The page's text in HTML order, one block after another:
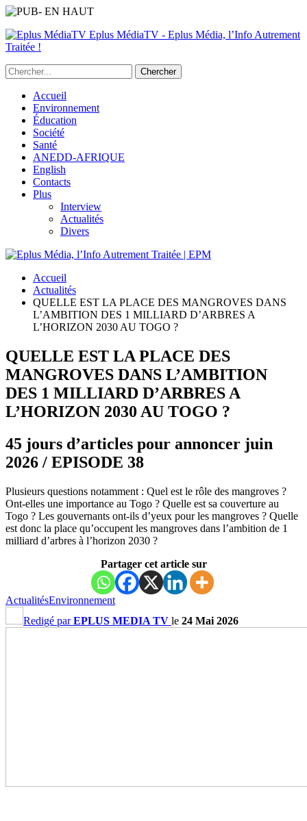
Eplus MédiaTV - Eplus Média, l’Info Autrement
Traitée !
Accueil
Environnement
Éducation
Société
Santé
ANEDD-AFRIQUE
English
Contacts
Plus
Interview
Actualités
Divers
Accueil
Actualités
QUELLE EST LA PLACE DES MANGROVES DANS
L’AMBITION DES 1 MILLIARD D’ARBRES A
L’HORIZON 2030 AU TOGO ?
QUELLE EST LA PLACE DES
MANGROVES DANS L’AMBITION
DES 1 MILLIARD D’ARBRES A
L’HORIZON 2030 AU TOGO ?
45 jours d’articles pour annoncer juin
2026 / EPISODE 38
Plusieurs questions notamment : Quel est le rôle des mangroves ?
Ont-elles une importance au Togo ? Quelle est sa couverture au
Togo ? Les gouvernants ont-ils d’yeux pour les mangroves ? Quelle
est donc la place qu’occupent les mangroves dans l’ambition de 1
milliard d’arbres à l’horizon 2030 ?
Partager cet article sur
ActualitésEnvironnement
Redigé parEPLUS MEDIA TV le 24 Mai 2026